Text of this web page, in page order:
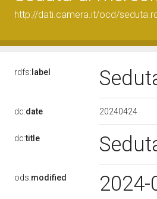
http://dati.camera.it/ocd/
rdfs: label
dc:date 20240424
dc:title
ods:modified